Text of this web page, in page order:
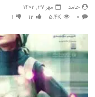
حامد
مهر 27, 1402
0
5.4K
12
1